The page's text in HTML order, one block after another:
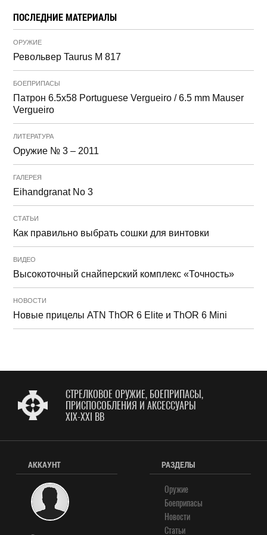
ПОСЛЕДНИЕ МАТЕРИАЛЫ
ОРУЖИЕ
Револьвер Taurus M 817
БОЕПРИПАСЫ
Патрон 6.5x58 Portuguese Vergueiro / 6.5 mm Mauser
Vergueiro
ЛИТЕРАТУРА
Оружие № 3 – 2011
ГАЛЕРЕЯ
Eihandgranat No 3
СТАТЬИ
Как правильно выбрать сошки для винтовки
ВИДЕО
Высокоточный снайперский комплекс «Точность»
НОВОСТИ
Новые прицелы ATN ThOR 6 Elite и ThOR 6 Mini
СТРЕЛКОВОЕ ОРУЖИЕ, БОЕПРИПАСЫ,
ПРИСПОСОБЛЕНИЯ И АКСЕССУАРЫ
XIX-XXI ВВ
АККАУНТ РАЗДЕЛЫ
Оружие
Боеприпасы
Новости
Статьи